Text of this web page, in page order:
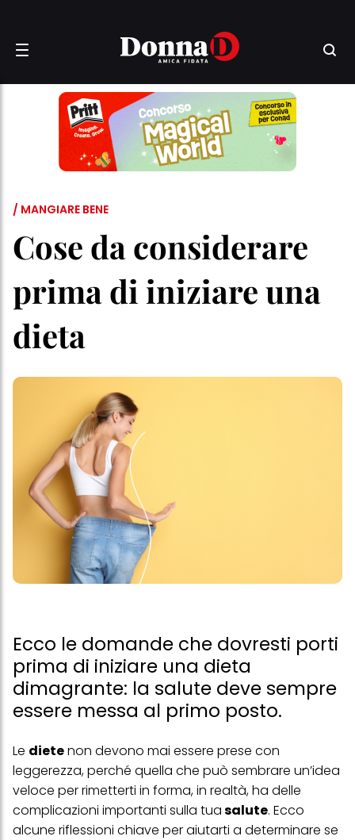
/ MANGIARE BENE
Cose da considerare
prima di iniziare una
dieta
Ecco le domande che dovresti porti
prima di iniziare una dieta
dimagrante: la salute deve sempre
essere messa al primo posto.
Le dietenon devono mai essere prese con
leggerezza, perché quella che può sembrare un’idea
veloce per rimetterti in forma, in realtà, ha delle
complicazioni importanti sulla tuasalute. Ecco
alcune riflessioni chiave per aiutarti a determinare se